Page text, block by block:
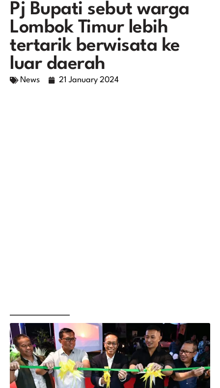
Pj Bupati sebut warga
Lombok Timur lebih
tertarik berwisata ke
luar daerah
News 21 January 2024